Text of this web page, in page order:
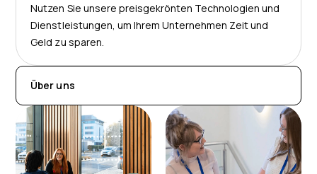
Nutzen Sie unsere preisgekrönten Technologien und
Dienstleistungen, um Ihrem Unternehmen Zeit und
Geld zu sparen.
Über uns